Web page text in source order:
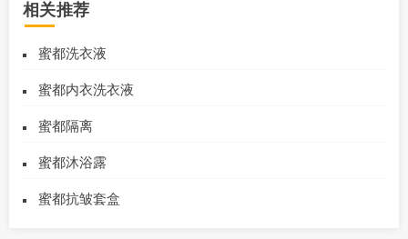
相关推荐
蜜都洗衣液
蜜都内衣洗衣液
蜜都隔离
蜜都沐浴露
蜜都抗皱套盒